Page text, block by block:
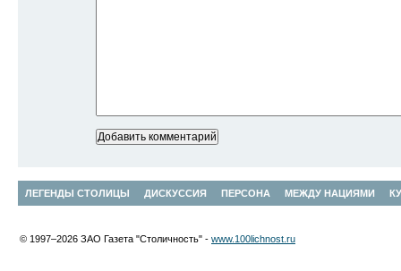
ЛЕГЕНДЫ СТОЛИЦЫ ДИСКУССИЯ ПЕРСОНА МЕЖДУ НАЦИЯМИ
© 1997–2026 ЗАО Газета "Столичность" - www.100lichnost.ru